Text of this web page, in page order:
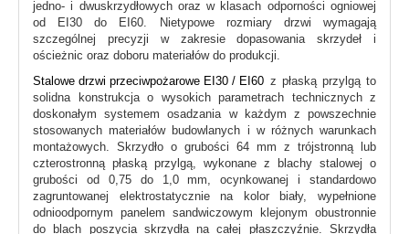
jedno- i dwuskrzydłowych oraz w klasach odporności ogniowej
od EI30 do EI60. Nietypowe rozmiary drzwi wymagają
szczególnej precyzji w zakresie dopasowania skrzydeł i
ościeżnic oraz doboru materiałów do produkcji.
Stalowe drzwi przeciwpożarowe EI30 / EI60 z płaską przylgą to
solidna konstrukcja o wysokich parametrach technicznych z
doskonałym systemem osadzania w każdym z powszechnie
stosowanych materiałów budowlanych i w różnych warunkach
montażowych. Skrzydło o grubości 64 mm z trójstronną lub
czterostronną płaską przylgą, wykonane z blachy stalowej o
grubości od 0,75 do 1,0 mm, ocynkowanej i standardowo
zagruntowanej elektrostatycznie na kolor biały, wypełnione
odnioodpornym panelem sandwiczowym klejonym obustronnie
do blach poszycia skrzydła na całej płaszczyźnie. Skrzydła